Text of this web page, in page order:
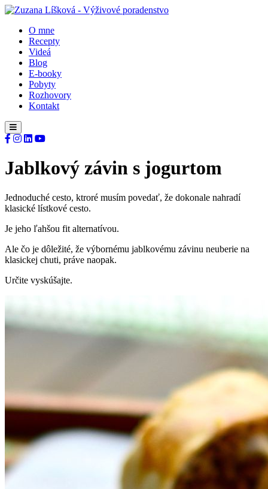
O mne
Recepty
Videá
Blog
E-booky
Pobyty
Rozhovory
Kontakt
Jablkový závin s jogurtom
Jednoduché cesto, ktroré musím povedať, že dokonale nahradí
klasické lístkové cesto.
Je jeho ľahšou fit alternatívou.
Ale čo je dôležité, že výbornému jablkovému závinu neuberie na
klasickej chuti, práve naopak.
Určite vyskúšajte.